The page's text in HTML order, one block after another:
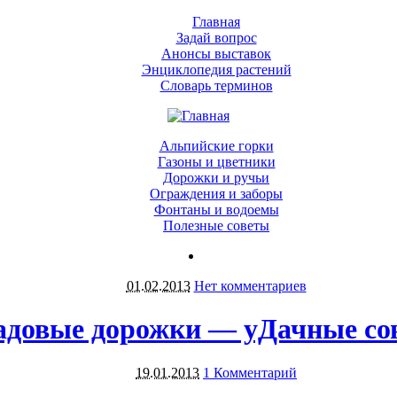
Главная
Задай вопрос
Анонсы выставок
Энциклопедия растений
Словарь терминов
Альпийские горки
Газоны и цветники
Дорожки и ручьи
Ограждения и заборы
Фонтаны и водоемы
Полезные советы
01.02.2013 Нет комментариев
дорожки — уДачные
19.01.2013 1 Комментарий